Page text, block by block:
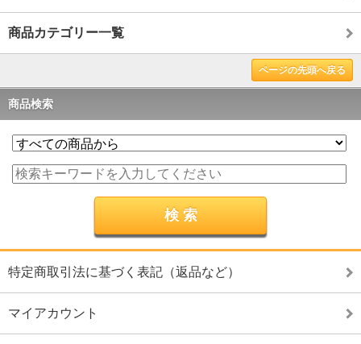
商品カテゴリー一覧
ページの先頭へ戻る
商品検索
特定商取引法に基づく表記（返品など）
マイアカウント